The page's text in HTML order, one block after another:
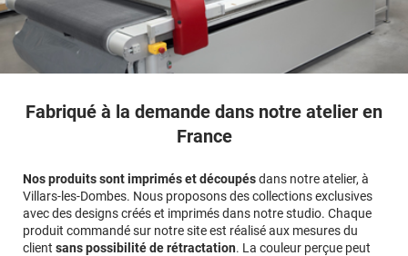
Fabriqué à la demande dans notre atelier en
France
Nos produits sont imprimés et découpésdans notre atelier, à
Villars-les-Dombes. Nous proposons des collections exclusives
avec des designs créés et imprimés dans notre studio. Chaque
produit commandé sur notre site est réalisé aux mesures du
client sans possibilité de rétractation. La couleur perçue peut